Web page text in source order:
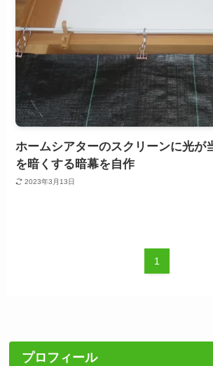
ホームシアターのスクリーンに光が
を暗くする暗幕を自作
2023年3月13日
1
プロフィール